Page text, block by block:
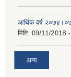
आर्थिक वर्ष
मिति: 09/11/2018
अन्य